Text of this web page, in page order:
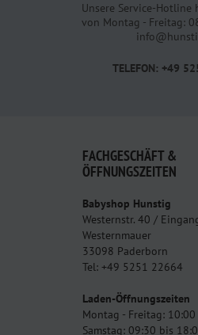
Unsere Service-
von Montag - Freitag:
TELEFON: +49
FACHGESCHÄFT &
ÖFFNUNGSZEITEN
Babyshop Hunstig
Westernstr. 40 /
Westernmauer
33098 Paderborn
Tel: +49 5251 22664
Laden-Öffnungszeiten
Montag - Freitag:
Samstag: 09:30 bis